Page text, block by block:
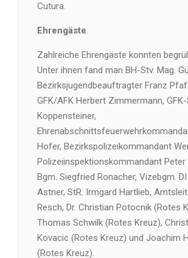
Cutura.
Ehrengäste
Zahlreiche Ehrengäste konnten
Unter ihnen fand man BH-Stv. Mag.
Bezirksjugendbeauftragter Franz
GFK/AFK Herbert Zimmermann,
Koppensteiner,
Hofer, Bezirkspolizeikommandant
Polizeiinspektionskommandant Peter
Bgm. Siegfried Ronacher, Vizebgm.
Astner, StR. Irmgard Hartlieb,
Resch, Dr. Christian Potocnik (Rotes
Thomas Schwilk (Rotes Kreuz),
Kovacic (Rotes Kreuz) und Joachim
(Rotes Kreuz).